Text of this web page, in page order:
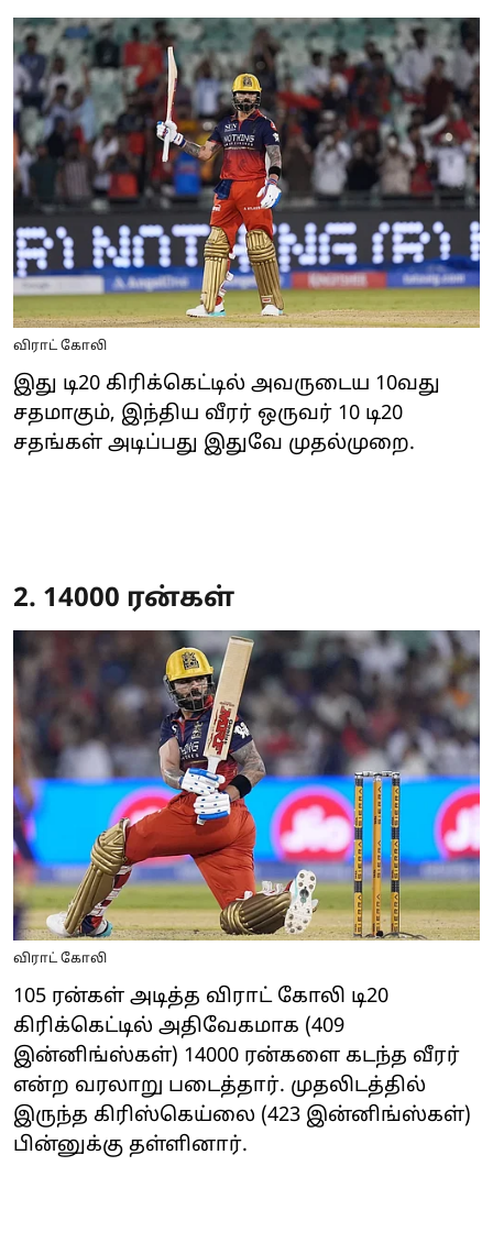
விராட் கோலி
இது டி20 கிரிக்கெட்டில் அவருடைய 10வது
சதமாகும், இந்திய வீரர் ஒருவர் 10 டி20
சதங்கள் அடிப்பது இதுவே முதல்முறை.
2. 14000 ரன்கள்
விராட் கோலி
105 ரன்கள் அடித்த விராட் கோலி டி20
கிரிக்கெட்டில் அதிவேகமாக (409
இன்னிங்ஸ்கள்) 14000 ரன்களை கடந்த வீரர்
என்ற வரலாறு படைத்தார். முதலிடத்தில்
இருந்த கிரிஸ்கெய்லை (423 இன்னிங்ஸ்கள்)
பின்னுக்கு தள்ளினார்.